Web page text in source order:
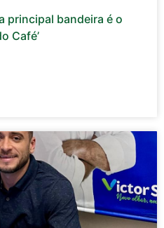
principal bandeira é o
Café’